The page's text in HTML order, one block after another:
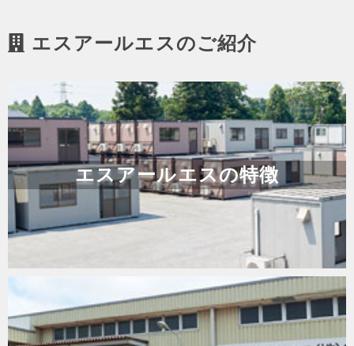
エスアールエスのご紹介
エスアールエスの特徴